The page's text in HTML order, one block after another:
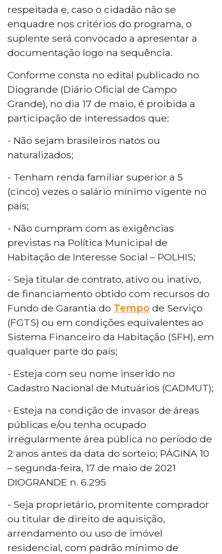
respeitada e, caso o cidadão não se
enquadre nos critérios do programa, o
suplente será convocado a apresentar a
documentação logo na sequência.
Conforme consta no edital publicado no
Diogrande (Diário Oficial de Campo
Grande), no dia 17 de maio, é proibida a
participação de interessados que:
- Não sejam brasileiros natos ou
naturalizados;
- Tenham renda familiar superior a 5
(cinco) vezes o salário mínimo vigente no
país;
- Não cumpram com as exigências
previstas na Política Municipal de
Habitação de Interesse Social – POLHIS;
- Seja titular de contrato, ativo ou inativo,
de financiamento obtido com recursos do
Fundo de Garantia do Tempo de Serviço
(FGTS) ou em condições equivalentes ao
Sistema Financeiro da Habitação (SFH), em
qualquer parte do país;
- Esteja com seu nome inserido no
Cadastro Nacional de Mutuários (CADMUT);
- Esteja na condição de invasor de áreas
públicas e/ou tenha ocupado
irregularmente área pública no período de
2 anos antes da data do sorteio; PÁGINA 10
– segunda-feira, 17 de maio de 2021
DIOGRANDE n. 6.295
- Seja proprietário, promitente comprador
ou titular de direito de aquisição,
arrendamento ou uso de imóvel
residencial, com padrão mínimo de